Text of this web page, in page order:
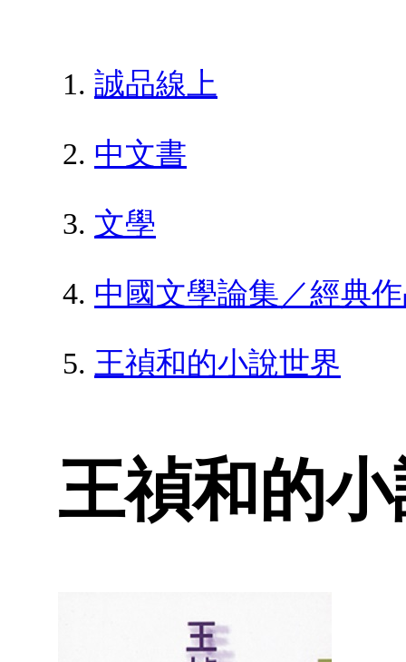
誠品線上
中文書
文學
中國文學論集／經典
王禎和的小說世界
王禎和的